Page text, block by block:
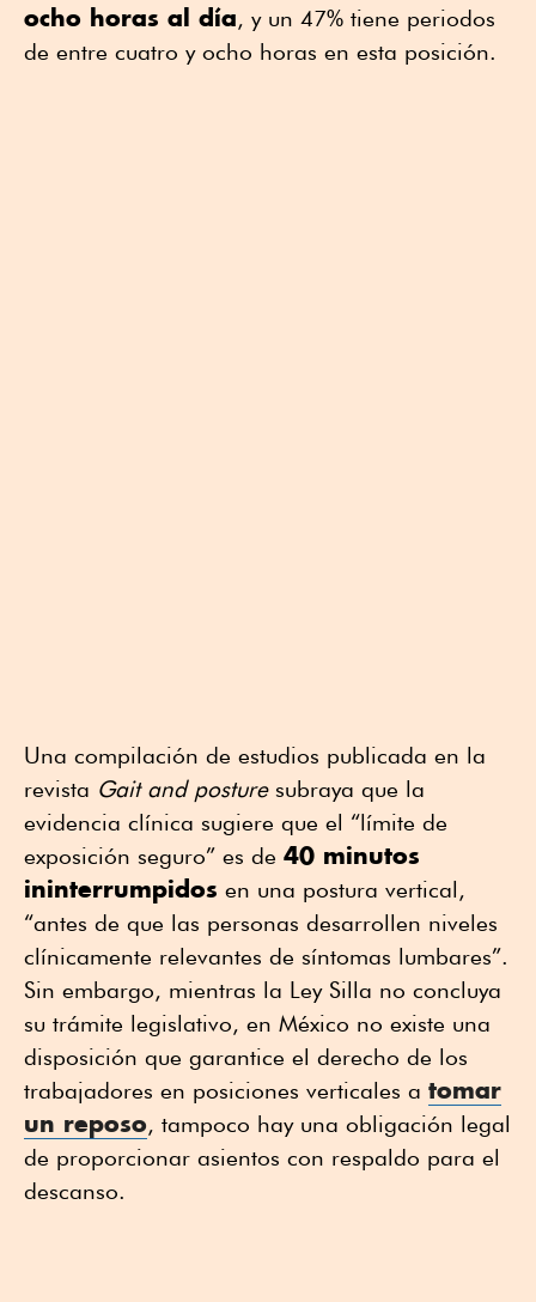
ocho horas al día, y un 47% tiene periodos
de entre cuatro y ocho horas en esta posición.
Una compilación de estudios publicada en la
revista Gait and posturesubraya que la
evidencia clínica sugiere que el “límite de
exposición seguro” es de 40 minutos
ininterrumpidos en una postura vertical,
“antes de que las personas desarrollen niveles
clínicamente relevantes de síntomas lumbares”.
Sin embargo, mientras la Ley Silla no concluya
su trámite legislativo, en México no existe una
disposición que garantice el derecho de los
trabajadores en posiciones verticales a tomar
un reposo, tampoco hay una obligación legal
de proporcionar asientos con respaldo para el
descanso.